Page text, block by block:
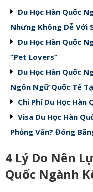
Du Học Hàn Quốc
Nhưng Không Dễ Với
Du Học Hàn Quốc
“Pet Lovers”
Du Học Hàn Quốc
Ngôn Ngữ Quốc Tế
Chi Phí Du Học Hàn
Visa Du Học Hàn
Phỏng Vấn? Đóng
4 Lý Do Nên
Quốc Ngành